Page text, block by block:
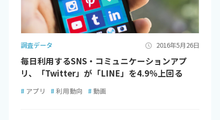
調査データ 2016年5月26日
毎日利用するSNS・コミュニケーションアプ
リ、「Twitter」が「LINE」を4.9％上回る
# アプリ # 利用動向 # 動画